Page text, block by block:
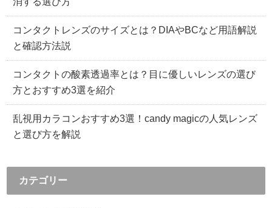
コンタクトレンズのサイズとは？DIAやBCなど用語解説
と確認方法説
コンタクトの酸素透過率とは？目に優しいレンズの選び
方とおすすめ3選を紹介
乱視用カラコンおすすめ3選！candy magicの人気レンズ
と選び方を解説
カテゴリー